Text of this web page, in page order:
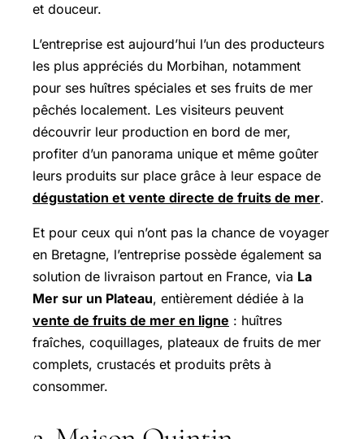
et douceur.
L’entreprise est aujourd’hui l’un des producteurs
les plus appréciés du Morbihan, notamment
pour ses huîtres spéciales et ses fruits de mer
pêchés localement. Les visiteurs peuvent
découvrir leur production en bord de mer,
profiter d’un panorama unique et même goûter
leurs produits sur place grâce à leur espace de
dégustation et vente directe de fruits de mer.
Et pour ceux qui n’ont pas la chance de voyager
en Bretagne, l’entreprise possède également sa
solution de livraison partout en France, via La
Mer sur un Plateau, entièrement dédiée à la
vente de fruits de mer en ligne : huîtres
fraîches, coquillages, plateaux de fruits de mer
complets, crustacés et produits prêts à
consommer.